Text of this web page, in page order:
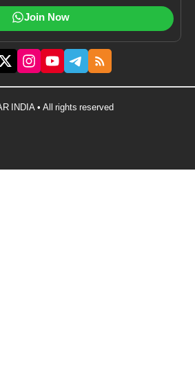
Join Now
INDIA • All rights reserved